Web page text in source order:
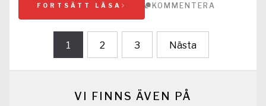
FORTSÄTT LÄSA KOMMENTERA
Sidnumrering
1 2 3 Nästa
VI FINNS ÄVEN PÅ